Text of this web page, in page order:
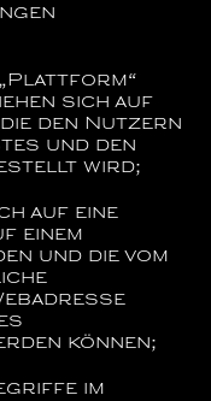
sich auf
den Nutzern
und den
wird;
auf eine
einem
und die vom
können;
im